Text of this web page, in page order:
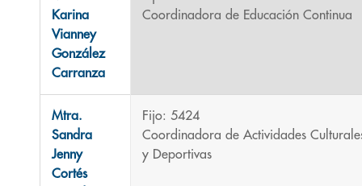
Karina
Vianney
González
Carranza
Coordinadora de Educación Continua
Mtra.
Sandra
Jenny
Cortés
Fijo: 5424
Coordinadora de Actividades
y Deportivas